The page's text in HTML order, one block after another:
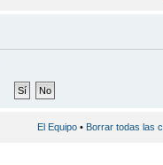
El Equipo • Borrar todas las